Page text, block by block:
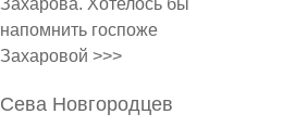
напомнить госпоже
Захаровой >>>
Сева Новгородцев